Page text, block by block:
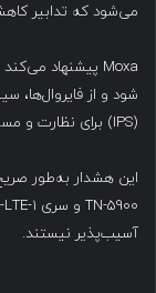
می‌شود که تدابیر
(IPS) برای نظارت و مسدود کردن تلاش‌های سوءاستفاده استفاده شود.
آسیب‌پذیر نیستند.